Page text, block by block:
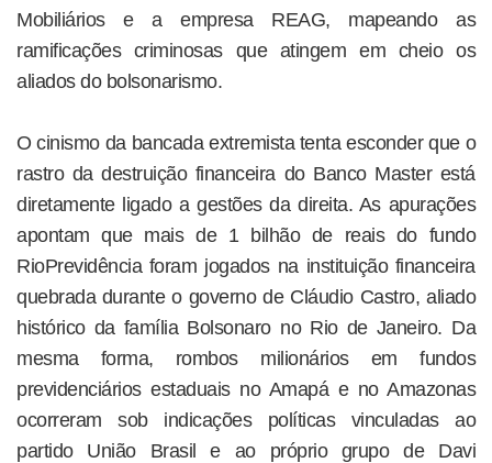
Mobiliários e a empresa REAG, mapeando as
ramificações criminosas que atingem em cheio os
aliados do bolsonarismo.
O cinismo da bancada extremista tenta esconder que o
rastro da destruição financeira do Banco Master está
diretamente ligado a gestões da direita. As apurações
apontam que mais de 1 bilhão de reais do fundo
RioPrevidência foram jogados na instituição financeira
quebrada durante o governo de Cláudio Castro, aliado
histórico da família Bolsonaro no Rio de Janeiro. Da
mesma forma, rombos milionários em fundos
previdenciários estaduais no Amapá e no Amazonas
ocorreram sob indicações políticas vinculadas ao
partido União Brasil e ao próprio grupo de Davi